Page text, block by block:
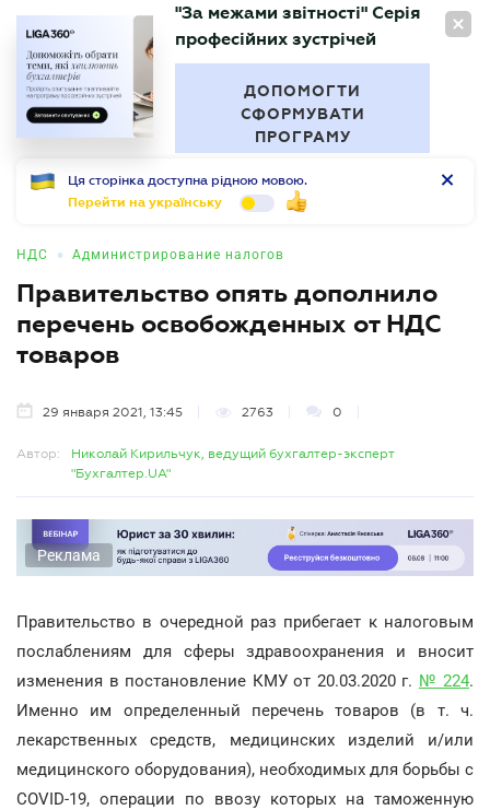
RU
БУХГАЛТЕР
"За межами звітності" Серія
професійних зустрічей
ДОПОМОГТИ
СФОРМУВАТИ
ПРОГРАМУ
Ця сторінка доступна рідною мовою.
Перейти на українську
НДС • Администрирование налогов
Правительство опять дополнило
перечень освобожденных от НДС
товаров
29 января 2021, 13:45 2763 0
Автор:
Николай Кирильчук, ведущий бухгалтер-эксперт
"Бухгалтер.UA"
Реклама
Правительство в очередной раз прибегает к налоговым
послаблениям для сферы здравоохранения и вносит
изменения в постановление КМУ от 20.03.2020 г. № 224.
Именно им определенный перечень товаров (в т. ч.
лекарственных средств, медицинских изделий и/или
медицинского оборудования), необходимых для борьбы с
COVID-19, операции по ввозу которых на таможенную